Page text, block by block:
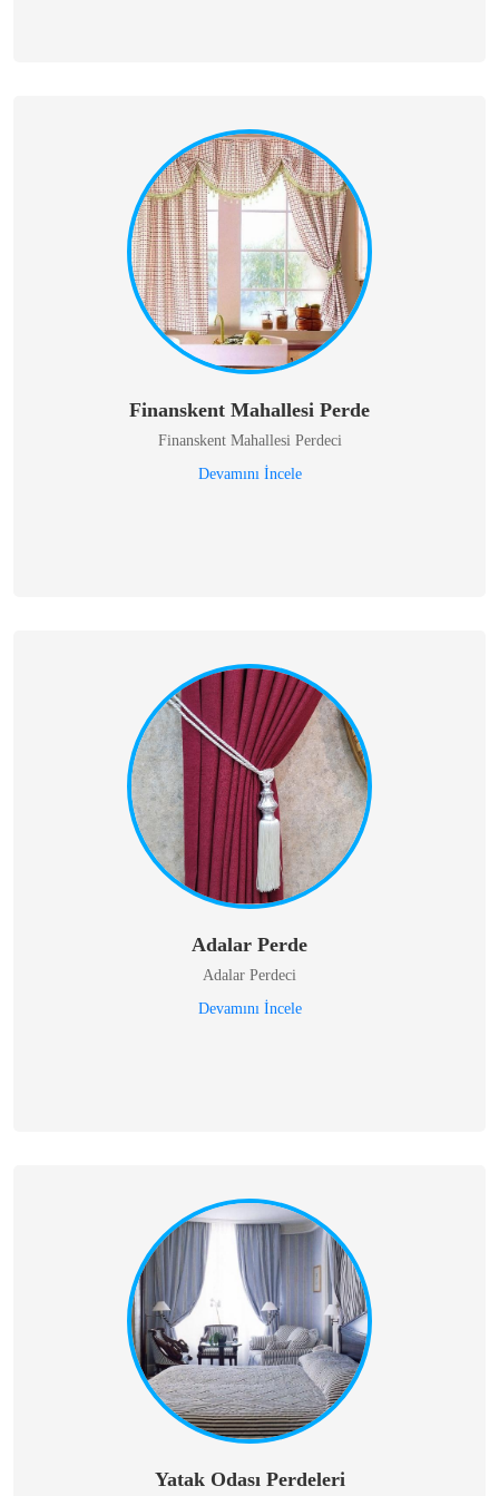
Finanskent Mahallesi Perde
Finanskent Mahallesi Perdeci
Devamını İncele
Adalar Perde
Adalar Perdeci
Devamını İncele
Yatak Odası Perdeleri